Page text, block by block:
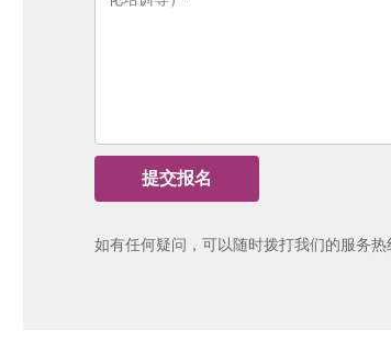
如有任何疑问，可以随时拨打我们的服务